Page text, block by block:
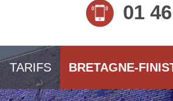
01
TARIFS BRETAGNE-